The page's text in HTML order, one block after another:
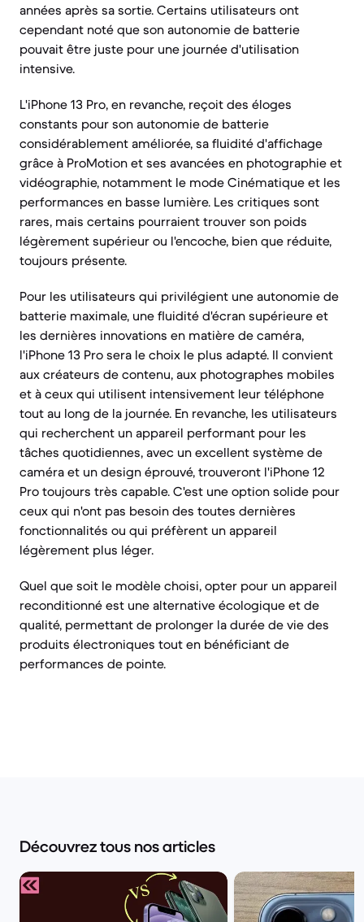
années après sa sortie. Certains utilisateurs ont
cependant noté que son autonomie de batterie
pouvait être juste pour une journée d'utilisation
intensive.
L'iPhone 13 Pro, en revanche, reçoit des éloges
constants pour son autonomie de batterie
considérablement améliorée, sa fluidité d'affichage
grâce à ProMotion et ses avancées en photographie et
vidéographie, notamment le mode Cinématique et les
performances en basse lumière. Les critiques sont
rares, mais certains pourraient trouver son poids
légèrement supérieur ou l'encoche, bien que réduite,
toujours présente.
Pour les utilisateurs qui privilégient une autonomie de
batterie maximale, une fluidité d'écran supérieure et
les dernières innovations en matière de caméra,
l'iPhone 13 Pro sera le choix le plus adapté. Il convient
aux créateurs de contenu, aux photographes mobiles
et à ceux qui utilisent intensivement leur téléphone
tout au long de la journée. En revanche, les utilisateurs
qui recherchent un appareil performant pour les
tâches quotidiennes, avec un excellent système de
caméra et un design éprouvé, trouveront l'iPhone 12
Pro toujours très capable. C'est une option solide pour
ceux qui n'ont pas besoin des toutes dernières
fonctionnalités ou qui préfèrent un appareil
légèrement plus léger.
Quel que soit le modèle choisi, opter pour un appareil
reconditionné est une alternative écologique et de
qualité, permettant de prolonger la durée de vie des
produits électroniques tout en bénéficiant de
performances de pointe.
Découvrez tous nos articles